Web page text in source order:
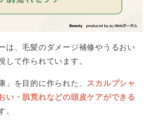
は、毛髪のダメージ補修やうるおい
して作られています。
」を目的に作られた、
スカルプシャ
い・肌荒れなどの頭皮ケアができる
。